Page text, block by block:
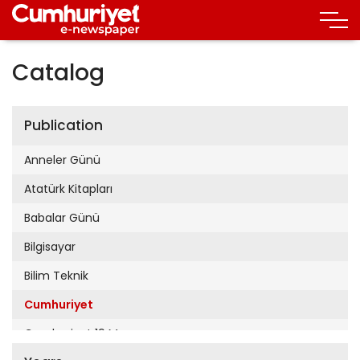
Catalog
Publication
Anneler Günü
Atatürk Kitapları
Babalar Günü
Bilgisayar
Bilim Teknik
Cumhuriyet
Cumhuriyet 19 Mayıs